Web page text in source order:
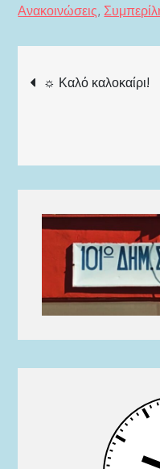
Ανακοινώσεις,
☼ Καλό καλοκαίρι!